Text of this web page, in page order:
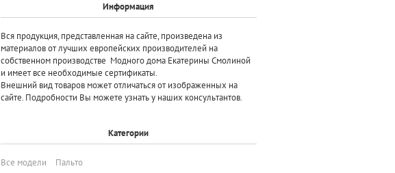
Информация
Вся продукция, представленная на сайте, произведена из
материалов от лучших европейских производителей на
собственном производстве Модного дома Екатерины Смолиной
и имеет все необходимые сертификаты.
Внешний вид товаров может отличаться от изображенных на
сайте. Подробности Вы можете узнать у наших консультантов.
Категории
Все модели Пальто